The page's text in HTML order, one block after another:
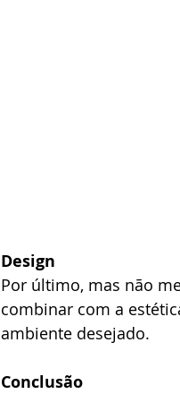
Design
Por último, mas não
combinar com a
ambiente desejado.
Conclusão